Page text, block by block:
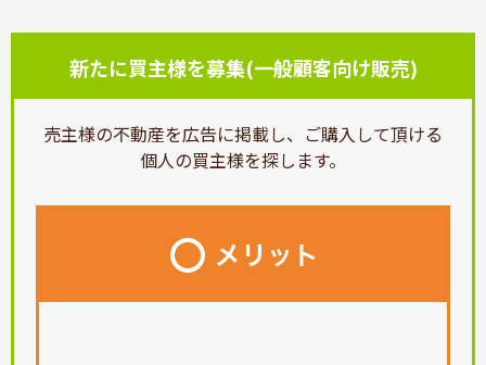
新たに買主様を募集(一般顧客向け販売)
売主様の不動産を広告に掲載し、ご購入して頂ける
個人の買主様を探します。